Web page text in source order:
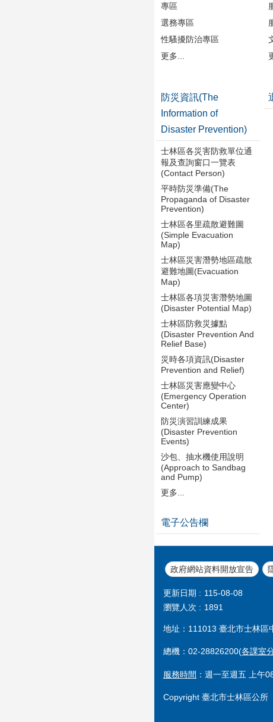
專區
選務專區
性騷擾防治專區
更多...
防災資訊(The
Information of
Disaster Prevention)
士林區各災害防救單位通
報及查詢窗口一覽表
(Contact Person)
平時防災準備(The
Propaganda of Disaster
Prevention)
士林區各里疏散避難圖
(Simple Evacuation
Map)
士林區災害潛勢地區疏散
避難地圖(Evacuation
Map)
士林區各項災害潛勢地圖
(Disaster Potential Map)
士林區防救災據點
(Disaster Prevention And
Relief Base)
災時各項資訊(Disaster
Prevention and Relief)
士林區災害應變中心
(Emergency Operation
Center)
防災演習訓練成果
(Disaster Prevention
Events)
沙包、抽水機使用說明
(Approach to Sandbag
and Pump)
更多...
電子公告欄
政府網站資料開放宣告
更新日期
115-08-08
瀏覽人次
1891
地址：111013 臺北市士林區
總機：02-28826200(各課室
服務時間 ：週一至週五 上午
Copyright 臺北市士林區公所